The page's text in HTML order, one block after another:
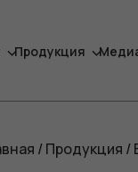
Продукция
/Продукция /